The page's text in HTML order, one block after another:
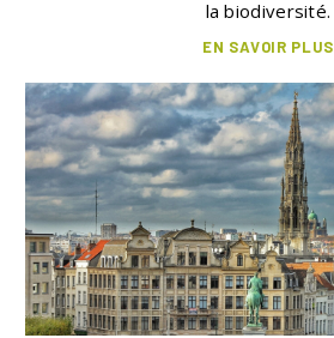
la biodiversité.
EN SAVOIR PLUS